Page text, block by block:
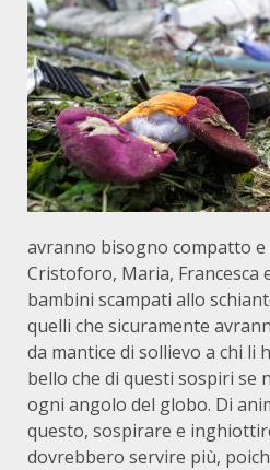
avranno bisogno compatto
Cristoforo, Maria, Francesca
bambini scampati allo
quelli che sicuramente
da mantice di sollievo a chi li
bello che di questi sospiri se
ogni angolo del globo. Di
questo, sospirare e
dovrebbero servire più,